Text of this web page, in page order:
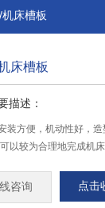
床槽板
床槽板
描述：
装方便，机动性好，
以较为合理地完成机
咨询 点击